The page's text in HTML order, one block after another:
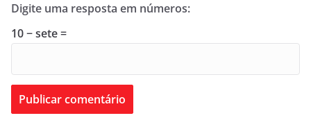
Digite uma resposta em números:
10 − sete =